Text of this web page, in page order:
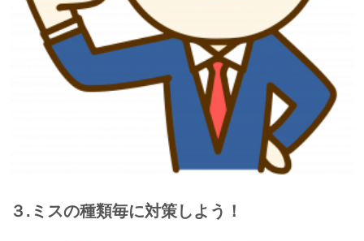
３.ミスの種類毎に対策しよう！